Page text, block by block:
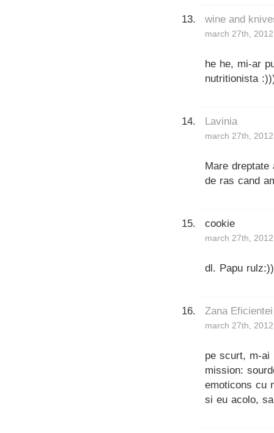
wine and
march 27th,
he he, mi-ar
nutritionista
Lavinia
march 27th,
Mare
de ras cand
cookie
march 27th,
dl. Papu
Zana Eficientei
march 27th,
pe scurt, m-ai
mission:
emoticons cu
si eu acolo,